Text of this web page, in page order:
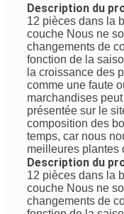
Description du
12 pièces dans la
couche Nous ne
changements de
fonction de la
la croissance des
comme une faute
marchandises
présentée sur le
composition des
temps, car nous
meilleures plantes
Description du
12 pièces dans la
couche Nous ne
changements de